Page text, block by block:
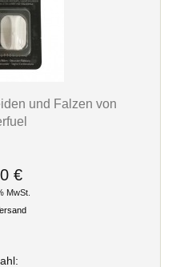
und Falzen von
€
inkl. 19% MwSt.